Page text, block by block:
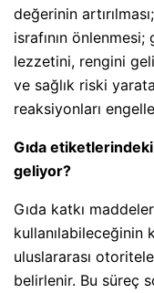
değerinin
israfının
lezzetini, rengini
ve sağlık riski
reaksiyonları
Gıda
geliyor?
Gıda katkı
kullanılabileceğinin
uluslararası
belirlenir. Bu süreç